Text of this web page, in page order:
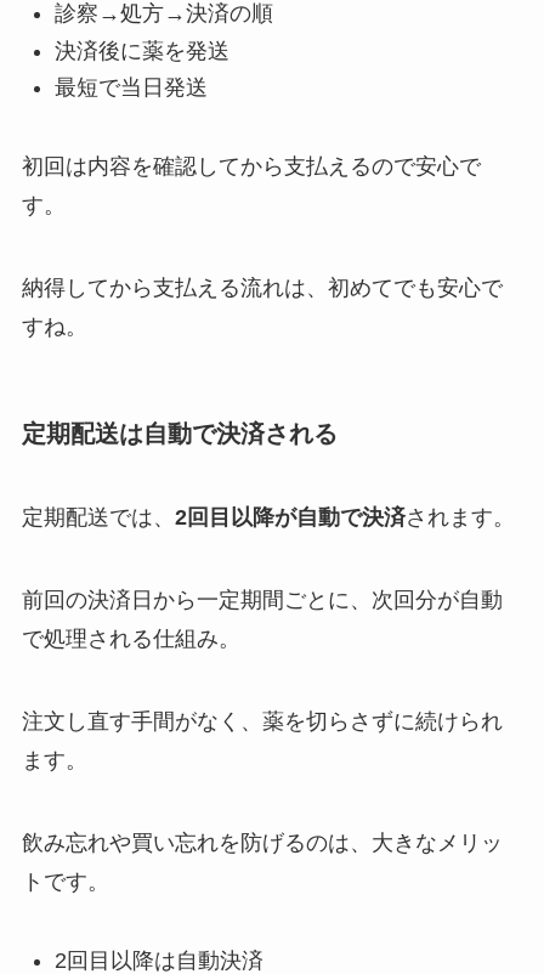
診察→処方→決済の順
決済後に薬を発送
最短で当日発送
初回は内容を確認してから支払えるので安心で
す。
納得してから支払える流れは、初めてでも安心で
すね。
定期配送は自動で決済される
定期配送では、 2回目以降が自動で決済されます。
前回の決済日から一定期間ごとに、次回分が自動
で処理される仕組み。
注文し直す手間がなく、薬を切らさずに続けられ
ます。
飲み忘れや買い忘れを防げるのは、大きなメリッ
トです。
2回目以降は自動決済